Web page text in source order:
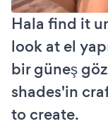
Hala find it
look at el
bir güneş
shades'in
to create.